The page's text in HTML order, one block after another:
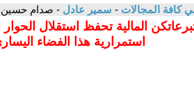
كافة المجالات - سمير عادل - صدام حسين
المالية تحفظ استقلال
استمرارية هذا الفضاء